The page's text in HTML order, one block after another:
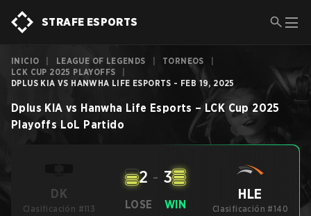
STRAFE ESPORTS
INICIO LEAGUE OF LEGENDS TORNEOS
LCK CUP 2025 PLAYOFFS
DPLUS KIA VS HANWHA LIFE ESPORTS - FEB 19, 2025
Dplus KIA vs Hanwha Life Esports – LCK Cup 2025
Playoffs LoL Partido
DK
Clasificación #113 LOSE
2 - 3
WIN
HLE
Clasificación #140